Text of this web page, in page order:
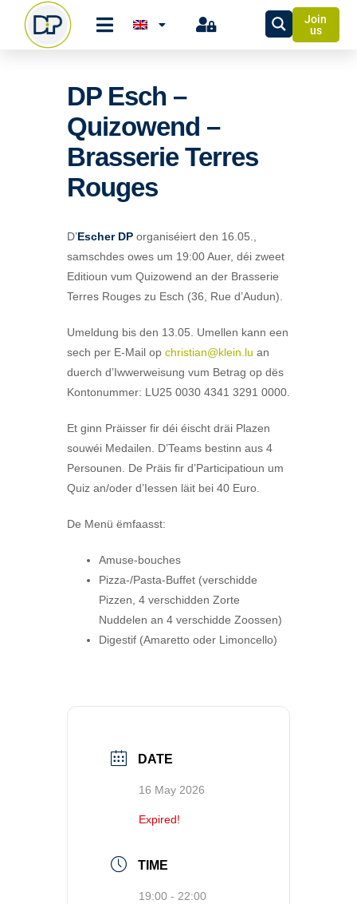
Join
us
DP Esch –
Quizowend –
Brasserie Terres
Rouges
D’Escher DP organiséiert den 16.05.,
samschdes owes um 19:00 Auer, déi zweet
Editioun vum Quizowend an der Brasserie
Terres Rouges zu Esch (36, Rue d’Audun).
Umeldung bis den 13.05. Umellen kann een
sech per E-Mail op christian@klein.lu an
duerch d’Iwwerweisung vum Betrag op dës
Kontonummer: LU25 0030 4341 3291 0000.
Et ginn Präisser fir déi éischt dräi Plazen
souwéi Medailen. D’Teams bestinn aus 4
Persounen. De Präis fir d’Participatioun um
Quiz an/oder d’Iessen läit bei 40 Euro.
De Menü ëmfaasst:
Amuse-bouches
Pizza-/Pasta-Buffet (verschidde
Pizzen, 4 verschidden Zorte
Nuddelen an 4 verschidde Zoossen)
Digestif (Amaretto oder Limoncello)
DATE
16 May 2026
Expired!
TIME
19:00 - 22:00